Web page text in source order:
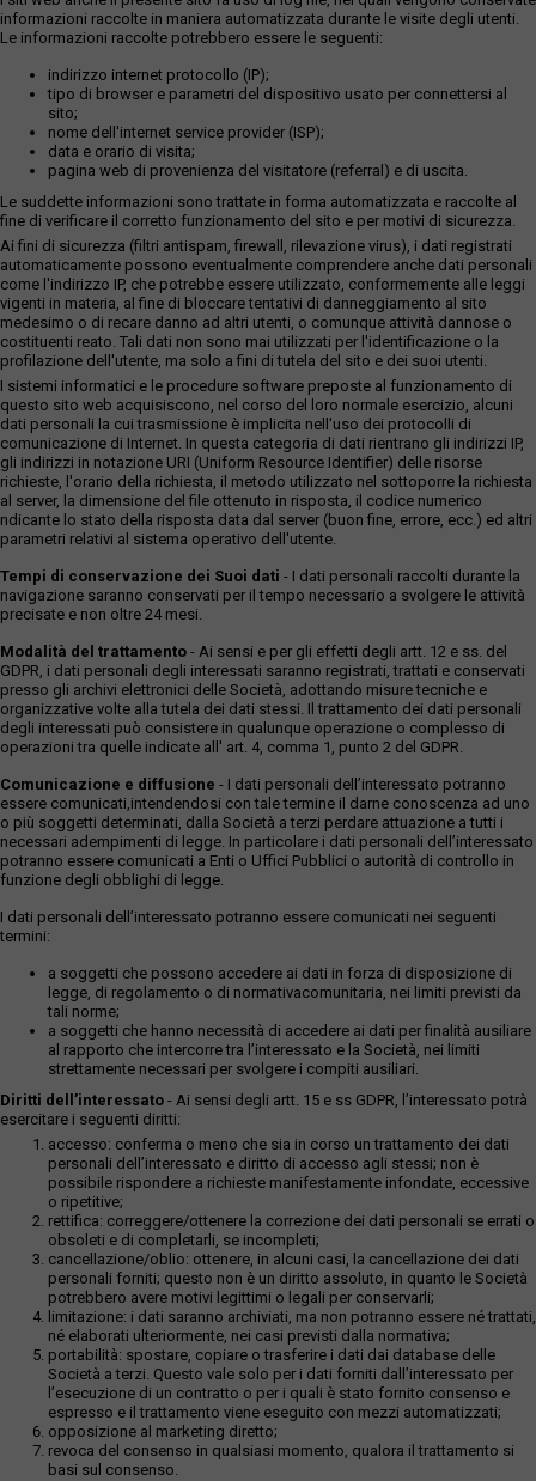
informazioni raccolte in maniera automatizzata durante le visite degli utenti.
Le informazioni raccolte potrebbero essere le seguenti:
indirizzo internet protocollo (IP);
tipo di browser e parametri del dispositivo usato per connettersi al
sito;
nome dell'internet service provider (ISP);
data e orario di visita;
pagina web di provenienza del visitatore (referral) e di uscita.
Le suddette informazioni sono trattate in forma automatizzata e raccolte al
fine di verificare il corretto funzionamento del sito e per motivi di sicurezza.
Ai fini di sicurezza (filtri antispam, firewall, rilevazione virus), i dati registrati
automaticamente possono eventualmente comprendere anche dati personali
come l'indirizzo IP, che potrebbe essere utilizzato, conformemente alle leggi
vigenti in materia, al fine di bloccare tentativi di danneggiamento al sito
medesimo o di recare danno ad altri utenti, o comunque attività dannose o
costituenti reato. Tali dati non sono mai utilizzati per l'identificazione o la
profilazione dell'utente, ma solo a fini di tutela del sito e dei suoi utenti.
I sistemi informatici e le procedure software preposte al funzionamento di
questo sito web acquisiscono, nel corso del loro normale esercizio, alcuni
dati personali la cui trasmissione è implicita nell'uso dei protocolli di
comunicazione di Internet. In questa categoria di dati rientrano gli indirizzi IP,
gli indirizzi in notazione URI (Uniform Resource Identifier) delle risorse
richieste, l'orario della richiesta, il metodo utilizzato nel sottoporre la richiesta
al server, la dimensione del file ottenuto in risposta, il codice numerico
ndicante lo stato della risposta data dal server (buon fine, errore, ecc.) ed altri
parametri relativi al sistema operativo dell'utente.
Tempi di conservazione dei Suoi dati - I dati personali raccolti durante la
navigazione saranno conservati per il tempo necessario a svolgere le attività
precisate e non oltre 24 mesi.
Modalità del trattamento - Ai sensi e per gli effetti degli artt. 12 e ss. del
GDPR, i dati personali degli interessati saranno registrati, trattati e conservati
presso gli archivi elettronici delle Società, adottando misure tecniche e
organizzative volte alla tutela dei dati stessi. Il trattamento dei dati personali
degli interessati può consistere in qualunque operazione o complesso di
operazioni tra quelle indicate all' art. 4, comma 1, punto 2 del GDPR.
Comunicazione e diffusione - I dati personali dell’interessato potranno
essere comunicati,intendendosi con tale termine il darne conoscenza ad uno
o più soggetti determinati, dalla Società a terzi perdare attuazione a tutti i
necessari adempimenti di legge. In particolare i dati personali dell’interessato
potranno essere comunicati a Enti o Uffici Pubblici o autorità di controllo in
funzione degli obblighi di legge.
I dati personali dell’interessato potranno essere comunicati nei seguenti
termini:
a soggetti che possono accedere ai dati in forza di disposizione di
legge, di regolamento o di normativacomunitaria, nei limiti previsti da
tali norme;
a soggetti che hanno necessità di accedere ai dati per finalità ausiliare
al rapporto che intercorre tra l’interessato e la Società, nei limiti
strettamente necessari per svolgere i compiti ausiliari.
Diritti dell’interessato - Ai sensi degli artt. 15 e ss GDPR, l’interessato potrà
esercitare i seguenti diritti:
accesso: conferma o meno che sia in corso un trattamento dei dati
personali dell’interessato e diritto di accesso agli stessi; non è
possibile rispondere a richieste manifestamente infondate, eccessive
o ripetitive;
rettifica: correggere/ottenere la correzione dei dati personali se errati o
obsoleti e di completarli, se incompleti;
cancellazione/oblio: ottenere, in alcuni casi, la cancellazione dei dati
personali forniti; questo non è un diritto assoluto, in quanto le Società
potrebbero avere motivi legittimi o legali per conservarli;
limitazione: i dati saranno archiviati, ma non potranno essere né trattati,
né elaborati ulteriormente, nei casi previsti dalla normativa;
portabilità: spostare, copiare o trasferire i dati dai database delle
Società a terzi. Questo vale solo per i dati forniti dall’interessato per
l’esecuzione di un contratto o per i quali è stato fornito consenso e
espresso e il trattamento viene eseguito con mezzi automatizzati;
opposizione al marketing diretto;
revoca del consenso in qualsiasi momento, qualora il trattamento si
basi sul consenso.